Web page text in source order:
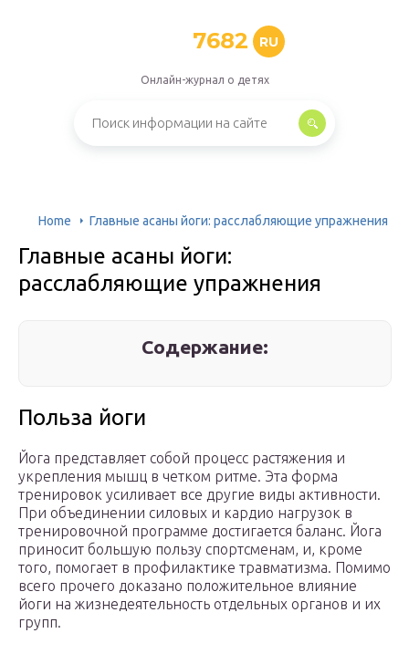
7682 RU
Онлайн-журнал о детях
Home Главные асаны йоги: расслабляющие упражнения
Главные асаны йоги:
расслабляющие упражнения
Содержание:
Польза йоги
Йога представляет собой процесс растяжения и
укрепления мышц в четком ритме. Эта форма
тренировок усиливает все другие виды активности.
При объединении силовых и кардио нагрузок в
тренировочной программе достигается баланс. Йога
приносит большую пользу спортсменам, и, кроме
того, помогает в профилактике травматизма. Помимо
всего прочего доказано положительное влияние
йоги на жизнедеятельность отдельных органов и их
групп.